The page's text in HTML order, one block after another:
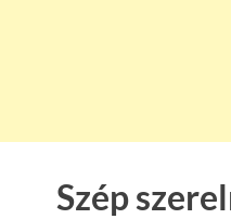
Szép